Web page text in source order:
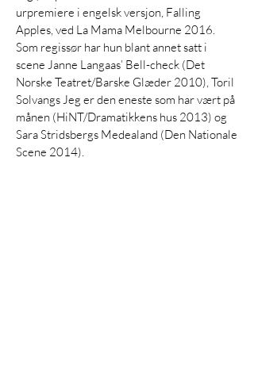
urpremiere i engelsk versjon, Falling
Apples, ved La Mama Melbourne 2016.
Som regissør har hun blant annet satt i
scene Janne Langaas’ Bell-check (Det
Norske Teatret/Barske Glæder 2010), Toril
Solvangs Jeg er den eneste som har vært på
månen (HiNT/Dramatikkens hus 2013) og
Sara Stridsbergs Medealand (Den Nationale
Scene 2014).